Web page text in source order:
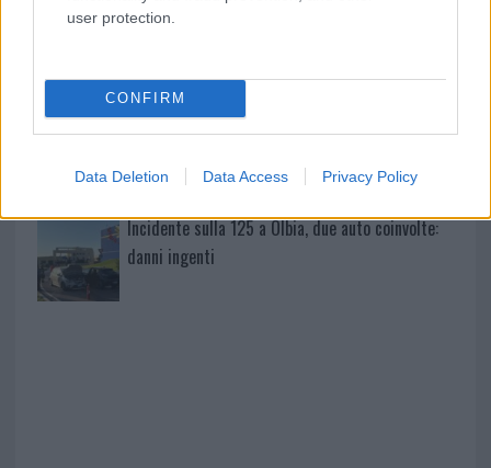
user protection.
CONFIRM
Data Deletion Data Access Privacy Policy
Auto prende fuoco sulla strada statale 125 a
Olbia, cosa è successo
Incidente sulla 125 a Olbia, due auto coinvolte:
danni ingenti